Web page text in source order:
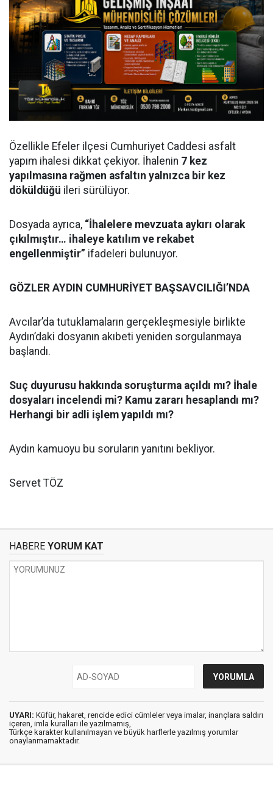
Özellikle Efeler ilçesi Cumhuriyet Caddesi asfalt
yapım ihalesi dikkat çekiyor. İhalenin 7 kez
yapılmasına rağmen asfaltın yalnızca bir kez
döküldüğü ileri sürülüyor.
Dosyada ayrıca, “İhalelere mevzuata aykırı olarak
çıkılmıştır… ihaleye katılım ve rekabet
engellenmiştir” ifadeleri bulunuyor.
GÖZLER AYDIN CUMHURİYET BAŞSAVCILIĞI’NDA
Avcılar’da tutuklamaların gerçekleşmesiyle birlikte
Aydın’daki dosyanın akıbeti yeniden sorgulanmaya
başlandı.
Suç duyurusu hakkında soruşturma açıldı mı? İhale
dosyaları incelendi mi? Kamu zararı hesaplandı mı?
Herhangi bir adli işlem yapıldı mı?
Aydın kamuoyu bu soruların yanıtını bekliyor.
Servet TÖZ
HABERE YORUM KAT
UYARI: Küfür, hakaret, rencide edici cümleler veya imalar, inançlara saldırı
içeren, imla kuralları ile yazılmamış,
Türkçe karakter kullanılmayan ve büyük harflerle yazılmış yorumlar
onaylanmamaktadır.